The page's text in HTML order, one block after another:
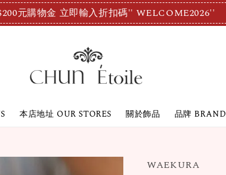
元購物金 立即輸入折扣碼'' WELCOME2026''
本店地址 OUR STORES 關於飾品 品牌 BRAND
WAEKURA